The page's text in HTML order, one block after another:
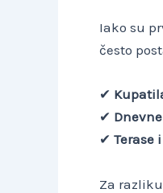
Iako su
često
✔
✔
✔ Terase
Za